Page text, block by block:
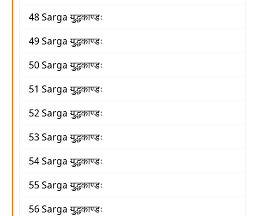
48 Sarga युद्धकाण्डः
49 Sarga युद्धकाण्डः
50 Sarga युद्धकाण्डः
51 Sarga युद्धकाण्डः
52 Sarga युद्धकाण्डः
53 Sarga युद्धकाण्डः
54 Sarga युद्धकाण्डः
55 Sarga युद्धकाण्डः
56 Sarga युद्धकाण्डः